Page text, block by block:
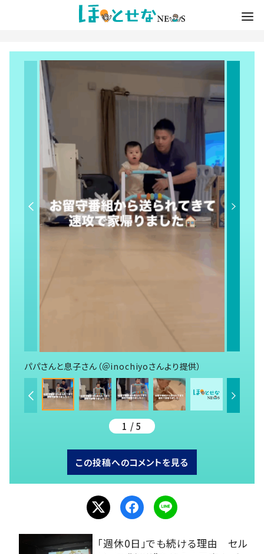
パパさんと息子さん（＠inochiyoさんより提供）
1 / 5
この投稿へのコメントを見る
「週休0日」でも続ける理由 セル